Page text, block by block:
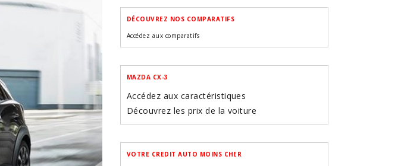
DÉCOUVREZ NOS COMPARATIFS
Accédez aux comparatifs
MAZDA CX-3
Accédez aux caractéristiques
Découvrez les prix de la voiture
VOTRE CREDIT AUTO MOINS CHER